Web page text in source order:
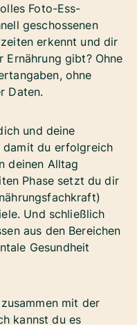
Foto-Ess-
geschossenen
erkennt und dir
Ernährung gibt? Ohne
ohne
Daten.
und deine
damit du erfolgreich
deinen Alltag
Phase setzt du dir
Und schließlich
aus den Bereichen
Gesundheit
mit der
kannst du es